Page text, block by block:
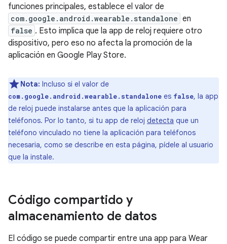
funciones principales, establece el valor de
com.google.android.wearable.standalone en
false . Esto implica que la app de reloj requiere otro
dispositivo, pero eso no afecta la promoción de la
aplicación en Google Play Store.
Nota: Incluso si el valor de
com.google.android.wearable.standalone es false, la app
de reloj puede instalarse antes que la aplicación para
teléfonos. Por lo tanto, si tu app de reloj detecta que un
teléfono vinculado no tiene la aplicación para teléfonos
necesaria, como se describe en esta página, pídele al usuario
que la instale.
Código compartido y
almacenamiento de datos
El código se puede compartir entre una app para Wear